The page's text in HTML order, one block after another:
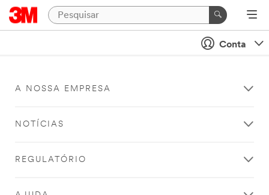
Conta
A NOSSA EMPRESA
NOTÍCIAS
REGULATÓRIO